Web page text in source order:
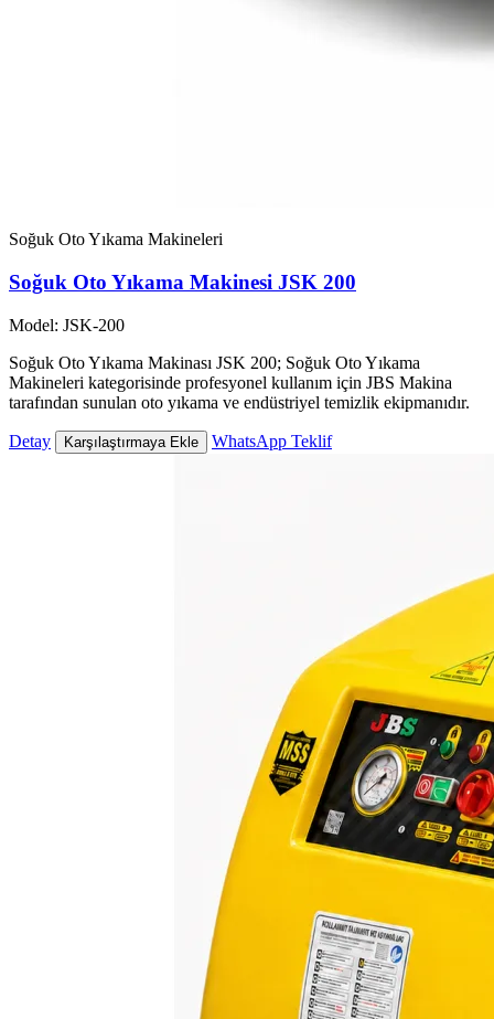
Soğuk Oto Yıkama Makineleri
Soğuk Oto Yıkama Makinesi JSK 200
Model: JSK-200
Soğuk Oto Yıkama Makinası JSK 200; Soğuk Oto Yıkama
Makineleri kategorisinde profesyonel kullanım için JBS Makina
tarafından sunulan oto yıkama ve endüstriyel temizlik ekipmanıdır.
Detay Karşılaştırmaya Ekle WhatsApp Teklif